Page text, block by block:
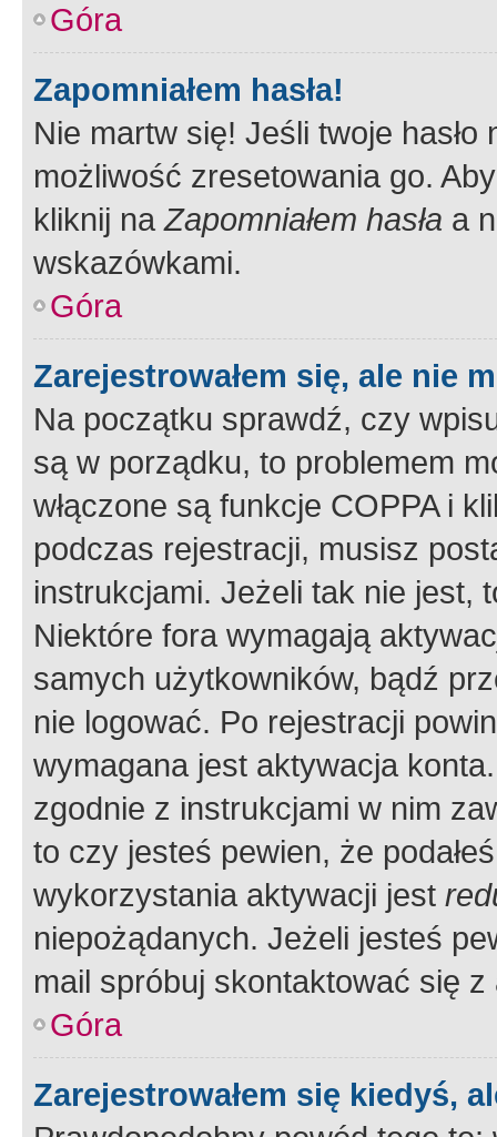
Góra
Zapomniałem hasła!
Nie martw się! Jeśli twoje
możliwość zresetowania go.
kliknij naZapomniałem hasła a
wskazówkami.
Góra
Zarejestrowałem się, ale nie
Na początku sprawdź, czy
są w porządku, to problemem
włączone są funkcje COPPA i
podczas rejestracji, musisz
instrukcjami. Jeżeli tak nie jest,
Niektóre fora wymagają
samych użytkowników, bądź
nie logować. Po rejestracji
wymagana jest aktywacja
zgodnie z instrukcjami w nim
to czy jesteś pewien, że
wykorzystania aktywacji jest
niepożądanych. Jeżeli jesteś
mail spróbuj skontaktować się
Góra
Zarejestrowałem się kiedyś,